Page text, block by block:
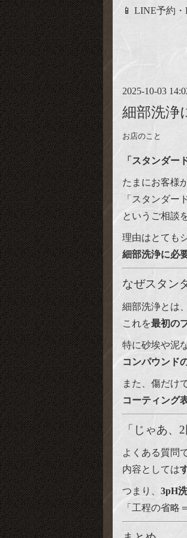
📱 LINE予約
2025-10-03
細部洗浄
お店のこと
「スタンダー
たまにお客様
「スタンダー
というご相談
理由はとても
細部洗浄に必
なぜスタン
細部洗浄とは
これを最初の
特に砂埃や泥
コンパウンド
また、傷だけ
コーティング
「じゃあ
よくある質問
内容としては
つまり、 3pH
「工程の省略